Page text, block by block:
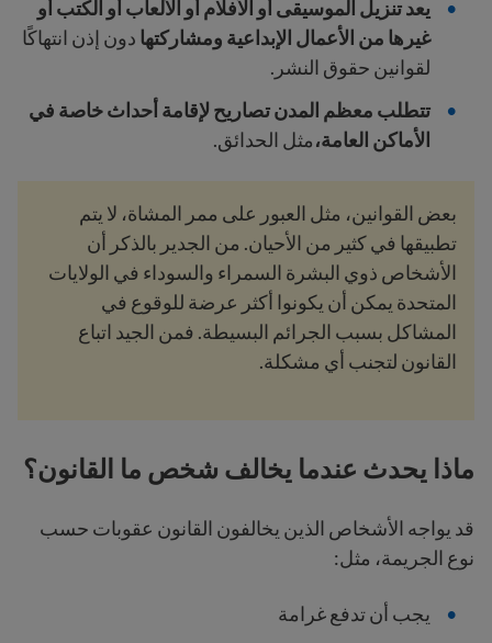
يعد تنزيل الموسيقى أو الأفلام أو الألعاب أو الكتب أو
غيرها من الأعمال الإبداعية ومشاركتها دون إذن انتهاكًا
لقوانين حقوق النشر.
تتطلب معظم المدن تصاريح لإقامة أحداث خاصة في
الأماكن العامة،مثل الحدائق.
بعض القوانين، مثل العبور على ممر المشاة، لا يتم
تطبيقها في كثير من الأحيان. من الجدير بالذكر أن
الأشخاص ذوي البشرة السمراء والسوداء في الولايات
المتحدة يمكن أن يكونوا أكثر عرضة للوقوع في
المشاكل بسبب الجرائم البسيطة. فمن الجيد اتباع
القانون لتجنب أي مشكلة.
ماذا يحدث عندما يخالف شخص ما القانون؟
قد يواجه الأشخاص الذين يخالفون القانون عقوبات حسب
نوع الجريمة، مثل:
يجب أن تدفع غرامة